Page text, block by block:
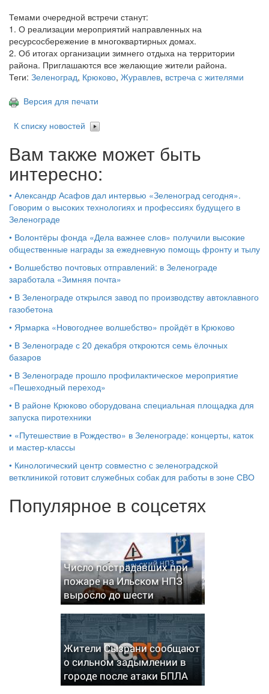
Темами очередной встречи станут:
1. О реализации мероприятий направленных на
ресурсосбережение в многоквартирных домах.
2. Об итогах организации зимнего отдыха на территории
района. Приглашаются все желающие жители района.
Теги: Зеленоград, Крюково, Журавлев, встреча с жителями
Версия для печати
К списку новостей
Вам также может быть
интересно:
• Александр Асафов дал интервью «Зеленоград сегодня».
Говорим о высоких технологиях и профессиях будущего в
Зеленограде
• Волонтёры фонда «Дела важнее слов» получили высокие
общественные награды за ежедневную помощь фронту и тылу
• Волшебство почтовых отправлений: в Зеленограде
заработала «Зимняя почта»
• В Зеленограде открылся завод по производству автоклавного
газобетона
• Ярмарка «Новогоднее волшебство» пройдёт в Крюково
• В Зеленограде с 20 декабря откроются семь ёлочных
базаров
• В Зеленограде прошло профилактическое мероприятие
«Пешеходный переход»
• В районе Крюково оборудована специальная площадка для
запуска пиротехники
• «Путешествие в Рождество» в Зеленограде: концерты, каток
и мастер‑классы
• Кинологический центр совместно с зеленоградской
ветклиникой готовит служебных собак для работы в зоне СВО
Популярное в соцсетях
Число пострадавших при
пожаре на Ильском НПЗ
выросло до шести
Жители Сызрани сообщают
о сильном задымлении в
городе после атаки БПЛА